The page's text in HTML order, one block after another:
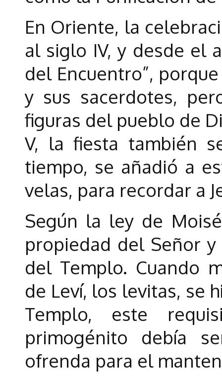
En Oriente, la
al siglo IV, y desde el
del Encuentro”,
y sus sacerdotes,
figuras del pueblo de
V, la fiesta también
tiempo, se añadió a
velas, para recordar a
Según la ley de
propiedad del Señor
del Templo. Cuando
de Leví, los levitas, se
Templo, este
primogénito debía
ofrenda para el